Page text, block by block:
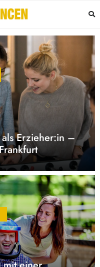
Erzieher:in –